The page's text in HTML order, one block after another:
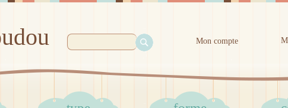
Mon compte